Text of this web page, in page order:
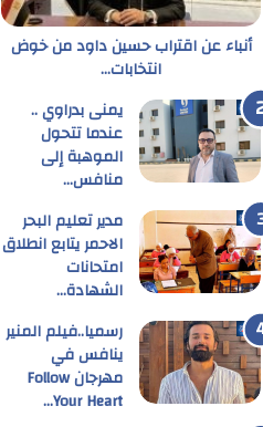
أنباء عن اقتراب حسين داود من خوض
انتخابات…
يمنى بدراوي ..
عندما تتحول
الموهبة إلى
منافس…
مدير تعليم البحر
الاحمر يتابع انطلاق
امتحانات
الشهادة…
رسميا..فيلم المنير
ينافس في
مهرجان Follow
Your Heart…